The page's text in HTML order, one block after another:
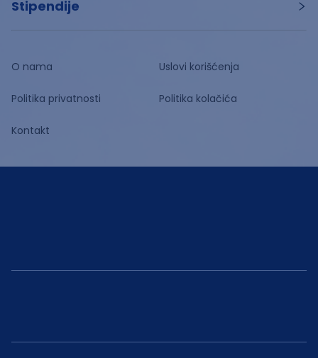
Stipendije
O nama Uslovi korišćenja
Politika privatnosti Politika kolačića
Kontakt